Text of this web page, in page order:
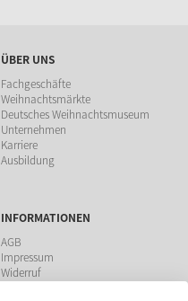
ÜBER UNS
Fachgeschäfte
Weihnachtsmärkte
Deutsches Weihnachtsmuseum
Unternehmen
Karriere
Ausbildung
INFORMATIONEN
AGB
Impressum
Widerruf